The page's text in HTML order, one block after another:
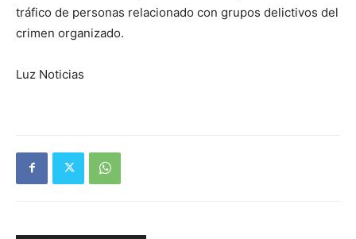
tráfico de personas relacionado con grupos delictivos del
crimen organizado.
Luz Noticias